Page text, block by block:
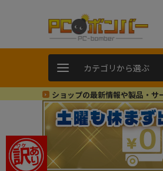
カテゴリから選ぶ
ショップの最新情報や製品・